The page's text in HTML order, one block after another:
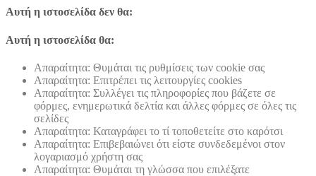
Αυτή η ιστοσελίδα δεν θα:
Αυτή η ιστοσελίδα θα:
Απαραίτητα: Θυμάται τις ρυθμίσεις των cookie σας
Απαραίτητα: Επιτρέπει τις λειτουργίες cookies
Απαραίτητα: Συλλέγει τις πληροφορίες που βάζετε σε
φόρμες, ενημερωτικά δελτία και άλλες φόρμες σε όλες τις
σελίδες
Απαραίτητα: Καταγράφει το τί τοποθετείτε στο καρότσι
Απαραίτητα: Επιβεβαιώνει ότι είστε συνδεδεμένοι στον
λογαριασμό χρήστη σας
Απαραίτητα: Θυμάται τη γλώσσα που επιλέξατε